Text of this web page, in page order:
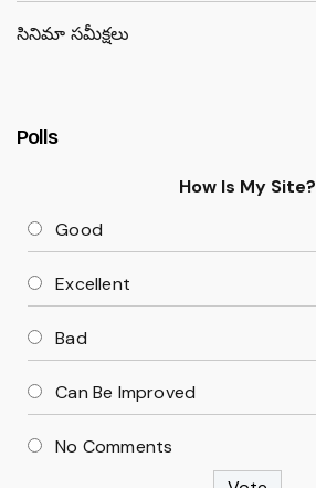
సినిమా సమీక్షలు
Polls
How Is My Site?
Good
Excellent
Bad
Can Be Improved
No Comments